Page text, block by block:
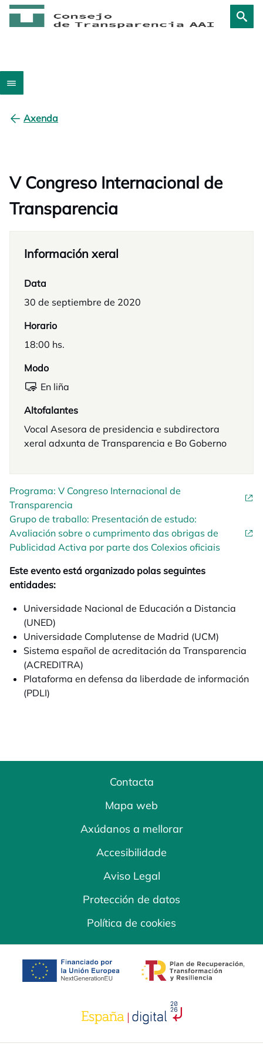
Axenda
V Congreso Internacional de
Transparencia
Información xeral
Data
30 de septiembre de 2020
Horario
18:00 hs.
Modo
En liña
Altofalantes
Vocal Asesora de presidencia e subdirectora
xeral adxunta de Transparencia e Bo Goberno
Programa: V Congreso Internacional de
Transparencia
Grupo de traballo: Presentación de estudo:
Avaliación sobre o cumprimento das obrigas de
Publicidad Activa por parte dos Colexios oficiais
Este evento está organizado polas seguintes
entidades:
Universidade Nacional de Educación a Distancia
(UNED)
Universidade Complutense de Madrid (UCM)
Sistema español de acreditación da Transparencia
(ACREDITRA)
Plataforma en defensa da liberdade de información
(PDLI)
Contacta
Mapa web
Axúdanos a mellorar
Accesibilidade
Aviso Legal
Protección de datos
Política de cookies
opens in a new tab opens in a new
opens in a new tab